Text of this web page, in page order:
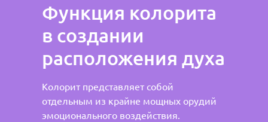
Функция колорита
в создании
расположения духа
Колорит представляет собой
отдельным из крайне мощных орудий
эмоционального воздействия.